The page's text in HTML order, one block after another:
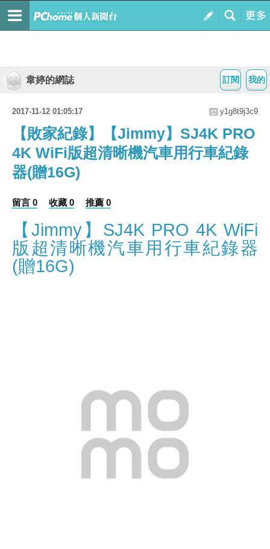
我的
訂閱
韋婷的網誌
2017-11-12 01:05:17 y1g8t9j3c9
【敗家紀錄】【Jimmy】SJ4K PRO
4K WiFi版超清晰機汽車用行車紀錄
器(贈16G)
留言 0 收藏 0 推薦 0
【Jimmy】SJ4K PRO 4K WiFi
版超清晰機汽車用行車紀錄器
(贈16G)